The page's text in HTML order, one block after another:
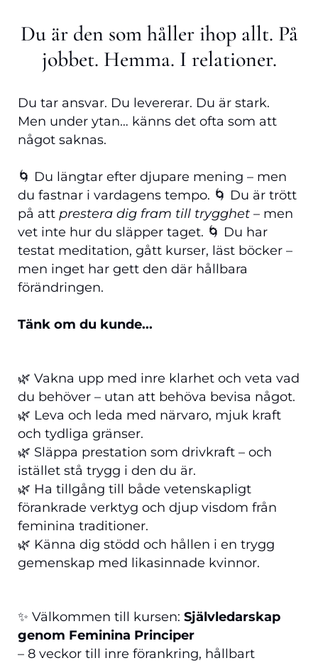
Du är den som håller ihop allt. På
jobbet. Hemma. I relationer.
Du tar ansvar. Du levererar. Du är stark.
Men under ytan… känns det ofta som att
något saknas.
🌀 Du längtar efter djupare mening – men
du fastnar i vardagens tempo. 🌀 Du är trött
på att prestera dig fram till trygghet – men
vet inte hur du släpper taget. 🌀 Du har
testat meditation, gått kurser, läst böcker –
men inget har gett den där hållbara
förändringen.
Tänk om du kunde...
🌿 Vakna upp med inre klarhet och veta vad
du behöver – utan att behöva bevisa något.
🌿 Leva och leda med närvaro, mjuk kraft
och tydliga gränser.
🌿 Släppa prestation som drivkraft – och
istället stå trygg i den du är.
🌿 Ha tillgång till både vetenskapligt
förankrade verktyg och djup visdom från
feminina traditioner.
🌿 Känna dig stödd och hållen i en trygg
gemenskap med likasinnade kvinnor.
✨ Välkommen till kursen: Självledarskap
genom Feminina Principer
– 8 veckor till inre förankring, hållbart